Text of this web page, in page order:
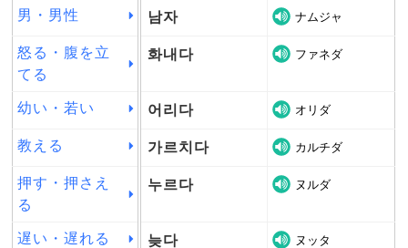
男・男性 남자 ナムジャ
怒る・腹を立
てる
화내다 ファネダ
幼い・若い 어리다 オリダ
教える 가르치다 カルチダ
押す・押さえ
る
누르다 ヌルダ
遅い・遅れる 늦다 ヌッタ